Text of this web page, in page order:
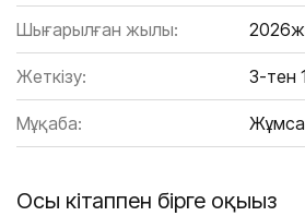
Шығарылған жылы:
Жеткізу: 3-тен
Мұқаба:
Осы кітаппен бірге оқыңыз